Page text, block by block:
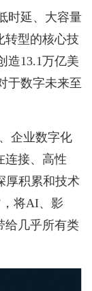
时延、大容量
转型的核心技
造13.1万亿美
于数字未来至
企业数字化
连接、高性
厚积累和技术
将AI、影
给几乎所有类